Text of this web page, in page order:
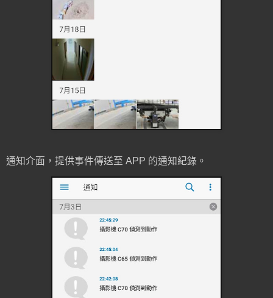
通知介面，提供事件傳送至 APP 的通知紀錄。